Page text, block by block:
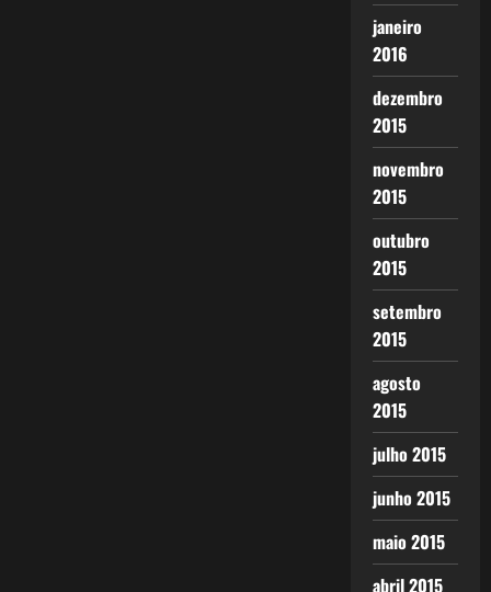
janeiro
2016
dezembro
2015
novembro
2015
outubro
2015
setembro
2015
agosto
2015
julho 2015
junho 2015
maio 2015
abril 2015